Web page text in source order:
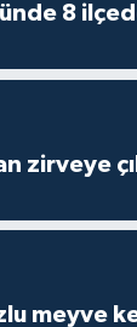
8
zirveye
meyve